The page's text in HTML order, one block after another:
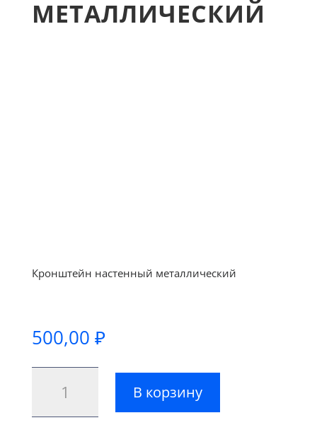
МЕТАЛЛИЧЕСКИЙ
Кронштейн настенный металлический
500,00 ₽
товара
В корзину